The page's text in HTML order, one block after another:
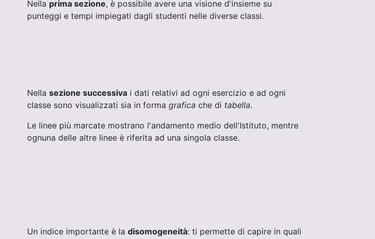
Nella prima sezione, è possibile avere una visione d'insieme su
punteggi e tempi impiegati dagli studenti nelle diverse classi.
Nellasezione successiva i dati relativi ad ogni esercizio e ad ogni
classe sono visualizzati sia in formagrafica che di tabella.
Le linee più marcate mostrano l'andamento medio dell'Istituto, mentre
ognuna delle altre linee è riferita ad una singola classe.
Un indice importante è ladisomogeneità: ti permette di capire in quali